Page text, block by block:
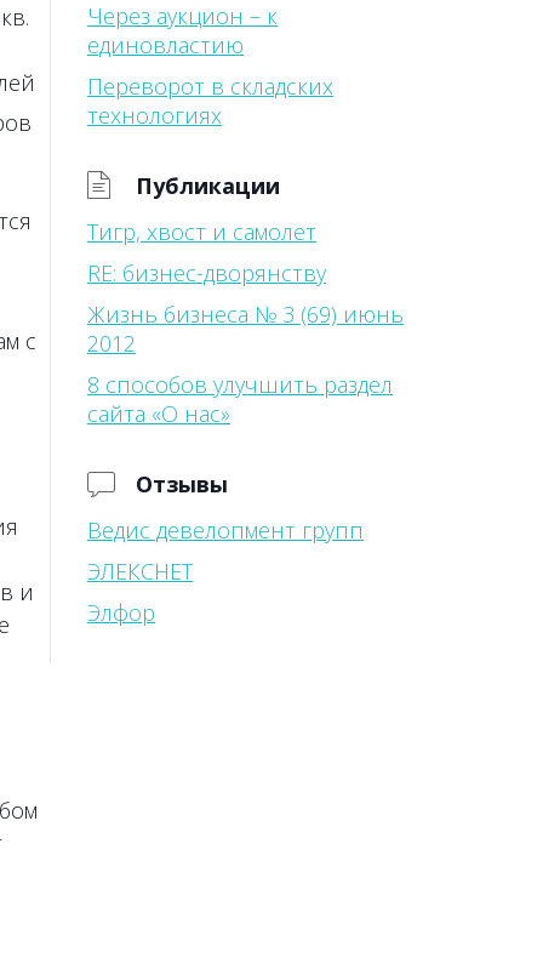
с
и
Через аукцион – к
единовластию
Переворот в складских
технологиях
Публикации
Тигр, хвост и самолет
RE: бизнес-дворянству
Жизнь бизнеса № 3 (69) июнь
2012
8 способов улучшить раздел
сайта «О нас»
Отзывы
Ведис девелопмент групп
ЭЛЕКСНЕТ
Элфор